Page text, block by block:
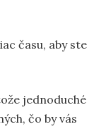
času, aby ste
jednoduché
čo by vás